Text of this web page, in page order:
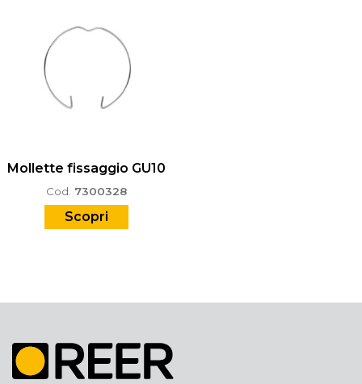
Mollette fissaggio GU10
Cod. 7300328
Scopri